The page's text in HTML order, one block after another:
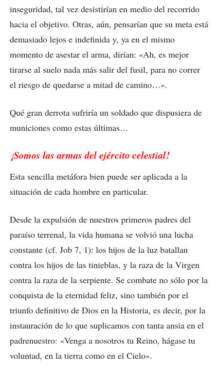
inseguridad, tal vez desistirían en medio del recorrido
hacia el objetivo. Otras, aún, pensarían que su meta está
demasiado lejos e indefinida y, ya en el mismo
momento de asestar el arma, dirían: «Ah, es mejor
tirarse al suelo nada más salir del fusil, para no correr
el riesgo de quedarse a mitad de camino…».
Qué gran derrota sufriría un soldado que dispusiera de
municiones como estas últimas…
¡Somos las armas del ejército celestial!
Esta sencilla metáfora bien puede ser aplicada a la
situación de cada hombre en particular.
Desde la expulsión de nuestros primeros padres del
paraíso terrenal, la vida humana se volvió una lucha
constante (cf. Job 7, 1): los hijos de la luz batallan
contra los hijos de las tinieblas, y la raza de la Virgen
contra la raza de la serpiente. Se combate no sólo por la
conquista de la eternidad feliz, sino también por el
triunfo definitivo de Dios en la Historia, es decir, por la
instauración de lo que suplicamos con tanta ansia en el
padrenuestro: «Venga a nosotros tu Reino, hágase tu
voluntad, en la tierra como en el Cielo».